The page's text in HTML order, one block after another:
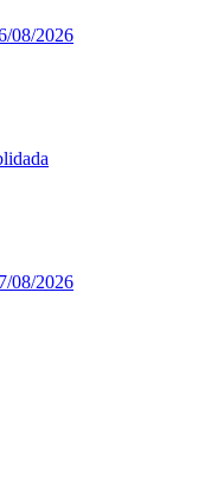
08/2026
08/2026